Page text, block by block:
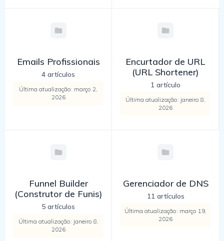
Emails Profissionais
4 artículos
Última atualização: março 2,
2026
Encurtador de URL
(URL Shortener)
1 artículo
Última atualização: janeiro 8,
2026
Funnel Builder
(Construtor de Funis)
5 artículos
Última atualização: janeiro 8,
2026
Gerenciador de DNS
11 artículos
Última atualização: março 19,
2026